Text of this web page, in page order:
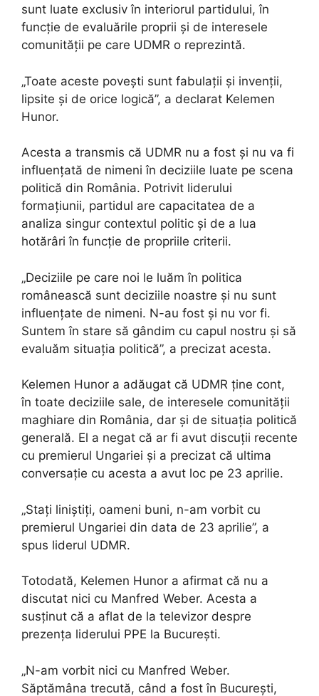
sunt luate exclusiv în interiorul partidului, în
funcție de evaluările proprii și de interesele
comunității pe care UDMR o reprezintă.
„Toate aceste povești sunt fabulații și invenții,
lipsite și de orice logică”, a declarat Kelemen
Hunor.
Acesta a transmis că UDMR nu a fost și nu va fi
influențată de nimeni în deciziile luate pe scena
politică din România. Potrivit liderului
formațiunii, partidul are capacitatea de a
analiza singur contextul politic și de a lua
hotărâri în funcție de propriile criterii.
„Deciziile pe care noi le luăm în politica
românească sunt deciziile noastre și nu sunt
influențate de nimeni. N-au fost și nu vor fi.
Suntem în stare să gândim cu capul nostru și să
evaluăm situația politică”, a precizat acesta.
Kelemen Hunor a adăugat că UDMR ține cont,
în toate deciziile sale, de interesele comunității
maghiare din România, dar și de situația politică
generală. El a negat că ar fi avut discuții recente
cu premierul Ungariei și a precizat că ultima
conversație cu acesta a avut loc pe 23 aprilie.
„Stați liniștiți, oameni buni, n-am vorbit cu
premierul Ungariei din data de 23 aprilie”, a
spus liderul UDMR.
Totodată, Kelemen Hunor a afirmat că nu a
discutat nici cu Manfred Weber. Acesta a
susținut că a aflat de la televizor despre
prezența liderului PPE la București.
„N-am vorbit nici cu Manfred Weber.
Săptămâna trecută, când a fost în București,